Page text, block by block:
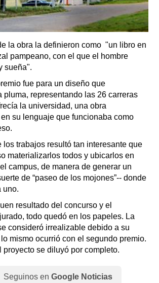
la obra la definieron como "un libro en
pampeano, con el que el hombre
sueña".
fue para un diseño que
pluma, representando las 26 carreras
la universidad, una obra
su lenguaje que funcionaba como
los trabajos resultó tan interesante que
materializarlos todos y ubicarlos en
campus, de manera de generar un
de “paseo de los mojones”-- donde
uno.
resultado del concurso y el
todo quedó en los papeles. La
consideró irrealizable debido a su
mismo ocurrió con el segundo premio.
proyecto se diluyó por completo.
Seguinos en Google Noticias